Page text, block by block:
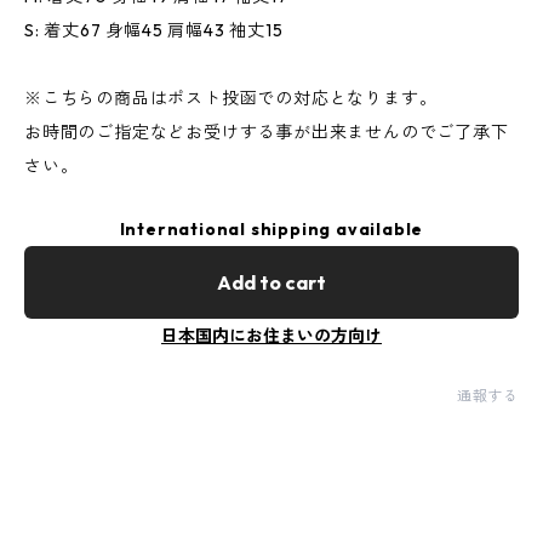
S: 着丈67 身幅45 肩幅43 袖丈15
※こちらの商品はポスト投函での対応となります。
お時間のご指定などお受けする事が出来ませんのでご了承下
さい。
International shipping available
Add to cart
日本国内にお住まいの方向け
通報する